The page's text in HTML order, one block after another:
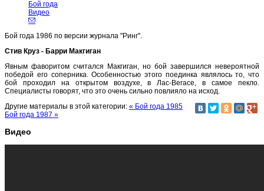
Бой года
Видео
Бой года 1986 по версии журнала "Ринг".
Стив Круз - Барри Макгиган
Явным фаворитом считался Макгиган, но бой завершился невероятной
победой его соперника. Особенностью этого поединка являлось то, что
бой проходил на открытом воздухе, в Лас-Вегасе, в самое пекло.
Специалисты говорят, что это очень сильно повлияло на исход.
Другие материалы в этой категории: « Бой года 1985
Бой года 1987 »
Видео